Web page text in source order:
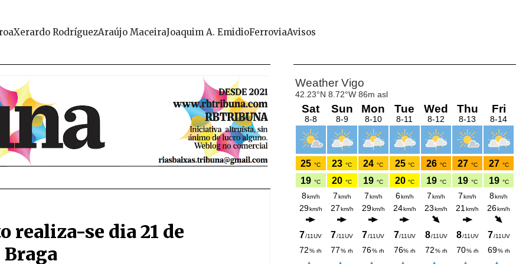
Xerardo RodríguezAraújo MaceiraJoaquim A. EmidioFerroviaAvisos
realiza-se dia 21 de